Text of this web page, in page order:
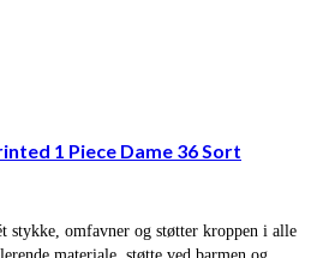
1 Piece Dame 36 Sort
stykke, omfavner og støtter kroppen i alle